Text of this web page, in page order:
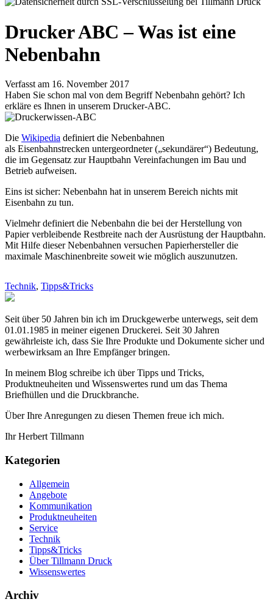
Drucker ABC – Was ist eine
Nebenbahn
Verfasst am 16. November 2017
Haben Sie schon mal von dem Begriff Nebenbahn gehört? Ich
erkläre es Ihnen in unserem Drucker-ABC.
Die Wikipedia definiert die Nebenbahnen
als Eisenbahnstrecken untergeordneter („sekundärer“) Bedeutung,
die im Gegensatz zur Hauptbahn Vereinfachungen im Bau und
Betrieb aufweisen.
Eins ist sicher: Nebenbahn hat in unserem Bereich nichts mit
Eisenbahn zu tun.
Vielmehr definiert die Nebenbahn die bei der Herstellung von
Papier verbleibende Restbreite nach der Ausrüstung der Hauptbahn.
Mit Hilfe dieser Nebenbahnen versuchen Papierhersteller die
maximale Maschinenbreite soweit wie möglich auszunutzen.
Technik, Tipps&Tricks
Seit über 50 Jahren bin ich im Druckgewerbe unterwegs, seit dem
01.01.1985 in meiner eigenen Druckerei. Seit 30 Jahren
gewährleiste ich, dass Sie Ihre Produkte und Dokumente sicher und
werbewirksam an Ihre Empfänger bringen.
In meinem Blog schreibe ich über Tipps und Tricks,
Produktneuheiten und Wissenswertes rund um das Thema
Briefhüllen und die Druckbranche.
Über Ihre Anregungen zu diesen Themen freue ich mich.
Ihr Herbert Tillmann
Kategorien
Allgemein
Angebote
Kommunikation
Produktneuheiten
Service
Technik
Tipps&Tricks
Über Tillmann Druck
Wissenswertes
Archiv